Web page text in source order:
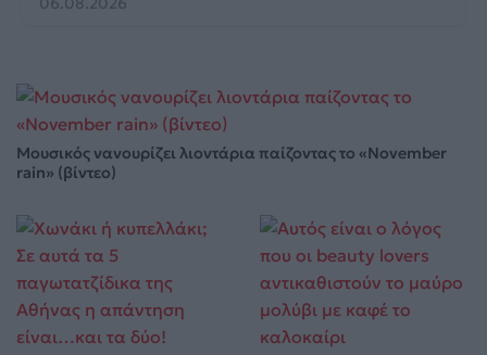
Μουσικός νανουρίζει λιοντάρια παίζοντας το «November
rain» (βίντεο)